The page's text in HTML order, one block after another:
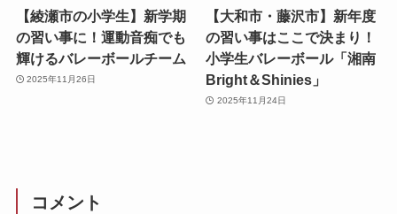
【綾瀬市の小学生】新学期
の習い事に！運動音痴でも
輝けるバレーボールチーム
2025年11月26日
【大和市・藤沢市】新年度
の習い事はここで決まり！
小学生バレーボール「湘南
Bright＆Shinies」
2025年11月24日
コメント